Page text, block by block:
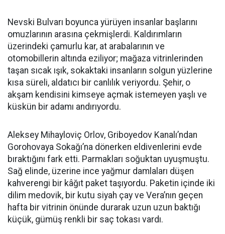
Nevski Bulvarı boyunca yürüyen insanlar başlarını
omuzlarının arasına çekmişlerdi. Kaldırımların
üzerindeki çamurlu kar, at arabalarının ve
otomobillerin altında eziliyor; mağaza vitrinlerinden
taşan sıcak ışık, sokaktaki insanların solgun yüzlerine
kısa süreli, aldatıcı bir canlılık veriyordu. Şehir, o
akşam kendisini kimseye açmak istemeyen yaşlı ve
küskün bir adamı andırıyordu.
Aleksey Mihayloviç Orlov, Griboyedov Kanalı’ndan
Gorohovaya Sokağı’na dönerken eldivenlerini evde
bıraktığını fark etti. Parmakları soğuktan uyuşmuştu.
Sağ elinde, üzerine ince yağmur damlaları düşen
kahverengi bir kâğıt paket taşıyordu. Paketin içinde iki
dilim medovik, bir kutu siyah çay ve Vera’nın geçen
hafta bir vitrinin önünde durarak uzun uzun baktığı
küçük, gümüş renkli bir saç tokası vardı.